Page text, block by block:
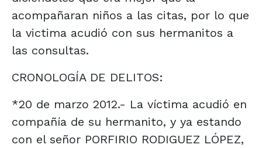
acompañaran niños a las citas, por lo que
la victima acudió con sus hermanitos a
las consultas.
CRONOLOGÍA DE DELITOS:
*20 de marzo 2012.- La víctima acudió en
compañía de su hermanito, y ya estando
con el señor PORFIRIO RODIGUEZ LÓPEZ,